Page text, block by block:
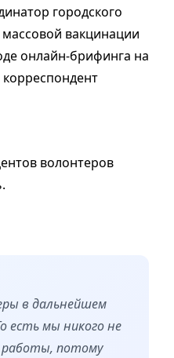
городского
вакцинации
онлайн-брифинга на
волонтеров
в дальнейшем
есть мы никого не
работы, потому